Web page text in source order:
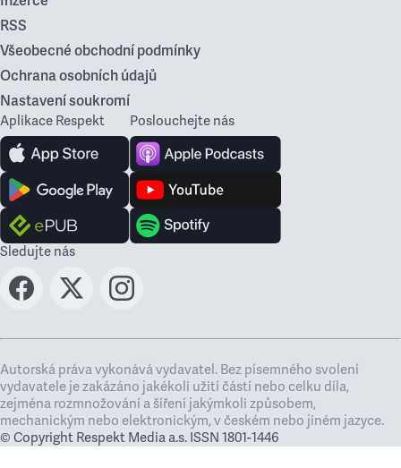
RSS
Všeobecné obchodní podmínky
Ochrana osobních údajů
Nastavení soukromí
Aplikace Respekt Poslouchejte nás
Sledujte nás
Autorská práva vykonává vydavatel. Bez písemného svolení
vydavatele je zakázáno jakékoli užití částí nebo celku díla,
zejména rozmnožování a šíření jakýmkoli způsobem,
mechanickým nebo elektronickým, v českém nebo jiném jazyce.
© Copyright Respekt Media a.s. ISSN 1801-1446